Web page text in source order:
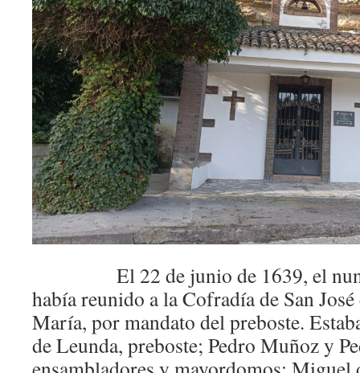
El 22 de junio de 1639, el
había reunido a la Cofradía de San
María, por mandato del preboste.
de Leunda, preboste; Pedro Muñoz y